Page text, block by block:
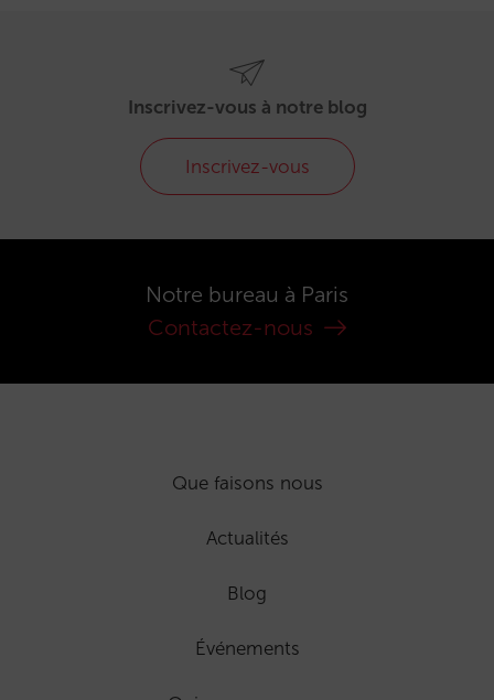
Inscrivez-vous à notre blog
Inscrivez-vous
Notre bureau à Paris
Contactez-nous
Que faisons nous
Actualités
Blog
Événements